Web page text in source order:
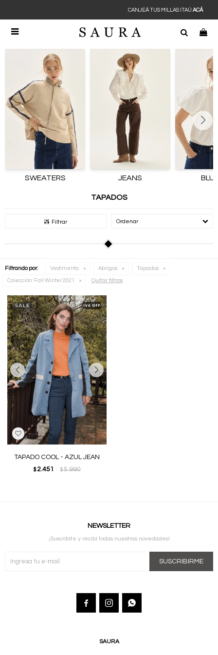

CANJEÁ TUS MILLAS ITAÚACÁ
SWEATERS JEANS
TAPADOS
Filtrar Recomendados
Filtrando por: Vestimenta Abrigos Tapados
Colección: Fall Winter 2021 Quitar filtros
TAPADO COOL - AZUL JEAN
$ 2.451 $5.990
SAURA
NEWSLETTER
¡Suscribite y recibí todas nuestras novedades!
SUSCRIBIRME
  